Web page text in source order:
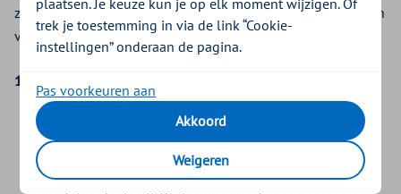
zorginstellingen. Van zorginstellingen en het sociaal domein
vragen we te werken vanuit hetzelfde perspectief.
In een zorgzame gemeenschap zorgen we met en voor
elkaar. Ouderen voelen zich minder eenzaam, nuttiger en
gelukkiger. Ze zijn zelfstandiger en minder afhankelijk
van zorg. Zo blijft professionele zorg beschikbaar voor
plaatsen. Je keuze kun je op elk moment wijzigen. Of
trek je toestemming in via de link “Cookie-
instellingen” onderaan de pagina.
Pas voorkeuren aan
Akkoord
Weigeren